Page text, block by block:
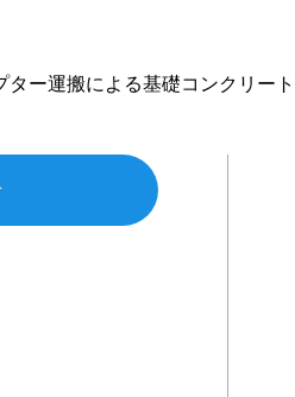
ター運搬による基礎コンクリー